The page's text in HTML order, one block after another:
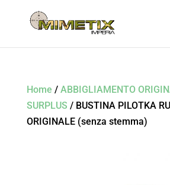
Home / ABBIGLIAMENTO
SURPLUS / BUSTINA PILOTKA
ORIGINALE (senza stemma)